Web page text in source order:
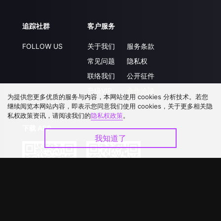
追踪社群
FOLLOW US
客户服务
关于我们
常见问题
联络我们
服务条款
隐私权
公开征件
下载 APP
为提供您更多优质的服务与内容，本网站使用 cookies 分析技术。若您
继续阅览本网站内容，即表示您同意我们使用 cookies，关于更多相关隐
私权政策资讯，请阅读我们的隐私权政策。
我知道了